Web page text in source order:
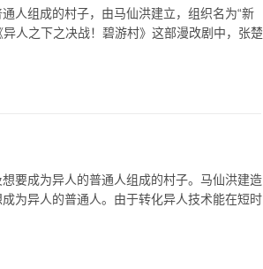
人组成的村子，由马仙洪建立，组织名为“新
人之下之决战！碧游村》这部漫改剧中，张楚
要成为异人的普通人组成的村子。马仙洪建造
为异人的普通人。由于转化异人技术能在短时